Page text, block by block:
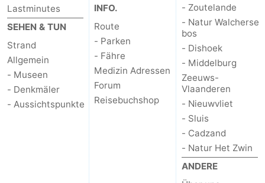
Schouwen
Natur
Oranjezon
-
Oostkapelle
-
Natur
de
-
Domburg
Lastminutes
SEHEN & TUN
Strand
Allgemein
- Museen
- Denkmäler
- Aussichtspunkte
INFO.
Route
- Parken
- Fähre
Medizin Adressen
Forum
Reisebuchshop
- Zoutelande
- Natur Walcherse
bos
- Dishoek
- Middelburg
Zeeuws-
Vlaanderen
- Nieuwvliet
- Sluis
- Cadzand
- Natur Het Zwin
ANDERE